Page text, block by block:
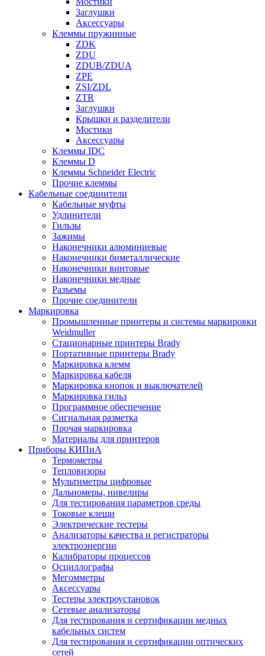
Заглушки
Аксессуары
Клеммы пружинные
ZDK
ZDU
ZDUB/ZDUA
ZPE
ZSI/ZDL
ZTR
Заглушки
Крышки и разделители
Мостики
Аксессуары
Клеммы IDC
Клеммы D
Клеммы Schneider Electric
Прочие клеммы
Кабельные соединители
Кабельные муфты
Удлинители
Гильзы
Зажимы
Наконечники алюминиевые
Наконечники биметаллические
Наконечники винтовые
Наконечники медные
Разъемы
Прочие соединители
Маркировка
Промышленные принтеры и системы маркировки
Weidmuller
Стационарные принтеры Brady
Портативные принтеры Brady
Маркировка клемм
Маркировка кабеля
Маркировка кнопок и выключателей
Маркировка гильз
Программное обеспечение
Сигнальная разметка
Прочая маркировка
Материалы для принтеров
Приборы КИПиА
Термометры
Тепловизоры
Мультиметры цифровые
Дальномеры, нивелиры
Для тестирования параметров среды
Токовые клещи
Электрические тестеры
Анализаторы качества и регистраторы
электроэнергии
Калибраторы процессов
Осциллографы
Мегомметры
Аксессуары
Тестеры электроустановок
Сетевые анализаторы
Для тестирования и сертификации медных
кабельных систем
Для тестирования и сертификации оптических
сетей